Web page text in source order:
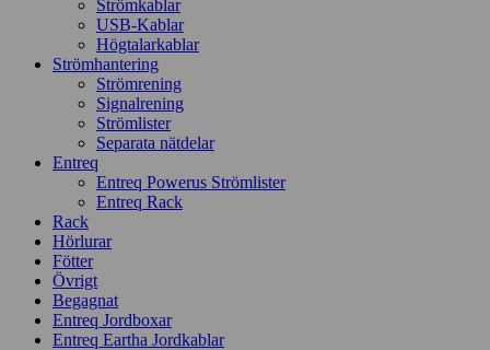
Strömkablar
USB-Kablar
Högtalarkablar
Strömhantering
Strömrening
Signalrening
Strömlister
Separata nätdelar
Entreq
Entreq Powerus Strömlister
Entreq Rack
Rack
Hörlurar
Fötter
Övrigt
Begagnat
Entreq Jordboxar
Entreq Eartha Jordkablar